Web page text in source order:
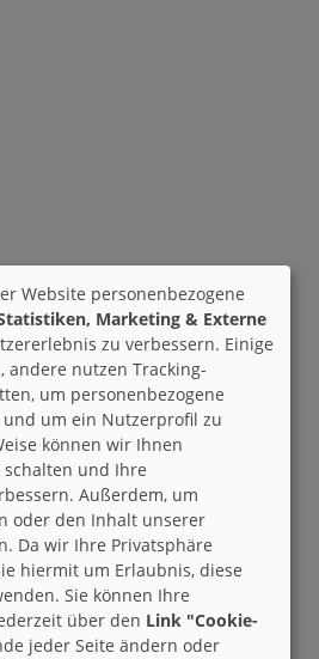
Website personenbezogene
Marketing & Externe
zu verbessern. Einige
andere nutzen Tracking-
um personenbezogene
um ein Nutzerprofil zu
können wir Ihnen
und Ihre
Außerdem, um
oder den Inhalt unserer
Da wir Ihre Privatsphäre
hiermit um Erlaubnis, diese
Sie können Ihre
über den Link "Cookie-
jeder Seite ändern oder